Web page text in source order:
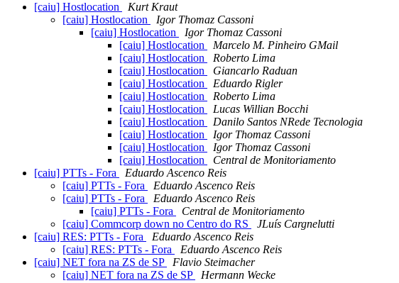
[caiu] Hostlocation
Kurt Kraut
[caiu] Hostlocation
Igor Thomaz Cassoni
[caiu] Hostlocation
Igor Thomaz Cassoni
[caiu] Hostlocation
Marcelo M. Pinheiro GMail
[caiu] Hostlocation
Roberto Lima
[caiu] Hostlocation
Giancarlo Raduan
[caiu] Hostlocation
Eduardo Rigler
[caiu] Hostlocation
Roberto Lima
[caiu] Hostlocation
Lucas Willian Bocchi
[caiu] Hostlocation
Danilo Santos NRede Tecnologia
[caiu] Hostlocation
Igor Thomaz Cassoni
[caiu] Hostlocation
Igor Thomaz Cassoni
[caiu] Hostlocation
Central de Monitoriamento
[caiu] PTTs - Fora
Eduardo Ascenco Reis
[caiu] PTTs - Fora
Eduardo Ascenco Reis
[caiu] PTTs - Fora
Eduardo Ascenco Reis
[caiu] PTTs - Fora
Central de Monitoriamento
[caiu] Commcorp down no Centro do RS
JLuís Cargnelutti
[caiu] RES: PTTs - Fora
Eduardo Ascenco Reis
[caiu] RES: PTTs - Fora
Eduardo Ascenco Reis
[caiu] NET fora na ZS de SP
Flavio Steimacher
[caiu] NET fora na ZS de SP
Hermann Wecke